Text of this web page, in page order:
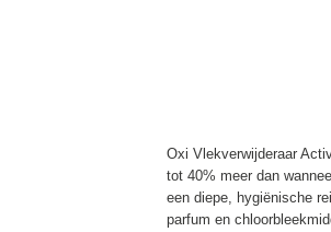
Oxi Vlekverwijderaar
tot 40% meer dan
een diepe, hygiënische
parfum en